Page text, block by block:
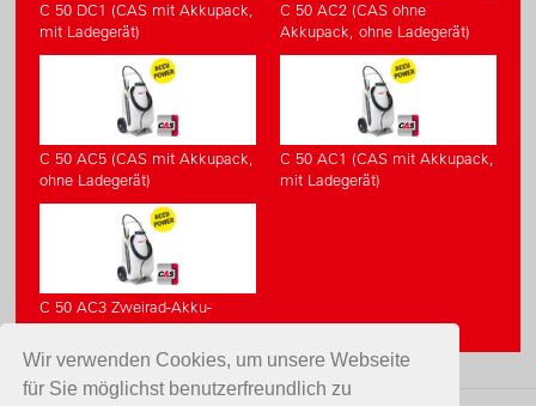
Wir verwenden Cookies, um unsere Webseite
für Sie möglichst benutzerfreundlich zu
C 50 DC1 (CAS mit Akkupack,
mit Ladegerät)
C 50 AC2 (CAS ohne
Akkupack, ohne Ladegerät)
C 50 AC5 (CAS mit Akkupack,
ohne Ladegerät)
C 50 AC1 (CAS mit Akkupack,
mit Ladegerät)
C 50 AC3 Zweirad-Akku-
Giesswagen